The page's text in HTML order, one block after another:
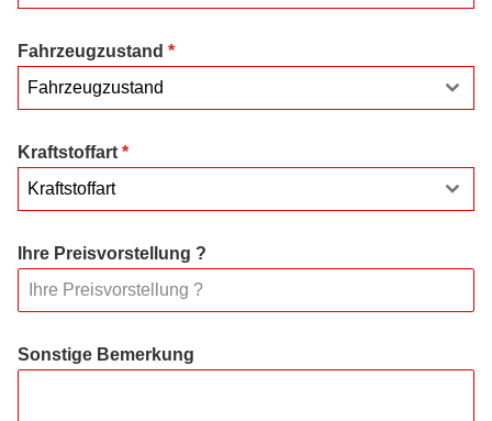
Fahrzeugzustand *
Fahrzeugzustand
Kraftstoffart *
Kraftstoffart
Ihre Preisvorstellung ?
Sonstige Bemerkung